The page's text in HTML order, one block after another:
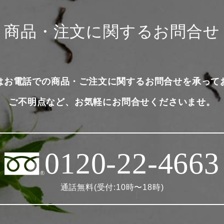
商品・注文に関するお問合せ
お電話での商品・ご注文に関するお問合せを承って
ご不明点など、お気軽にお問合せくださいませ。
0120-22-4663
通話無料(受付:10時〜18時)